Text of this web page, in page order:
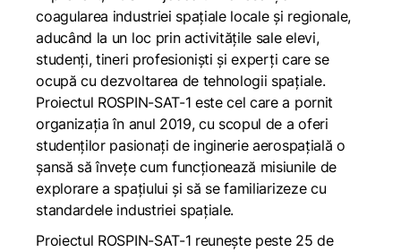
coagularea industriei spațiale locale și regionale,
aducând la un loc prin activitățile sale elevi,
studenți, tineri profesioniști și experți care se
ocupă cu dezvoltarea de tehnologii spațiale.
Proiectul ROSPIN-SAT-1 este cel care a pornit
organizația în anul 2019, cu scopul de a oferi
studenților pasionați de inginerie aerospațială o
șansă să învețe cum funcționează misiunile de
explorare a spațiului și să se familiarizeze cu
standardele industriei spațiale.
Proiectul ROSPIN-SAT-1 reunește peste 25 de